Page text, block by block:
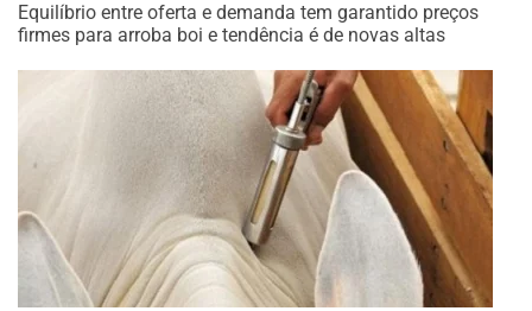
Equilíbrio entre oferta e demanda tem garantido preços
firmes para arroba boi e tendência é de novas altas